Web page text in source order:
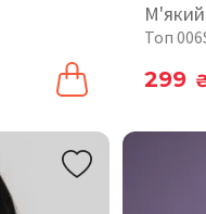
Топ
299